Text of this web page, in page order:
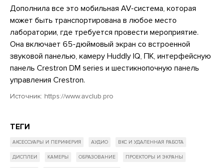
Дополнила все это мобильная AV-система, которая
может быть транспортирована в любое место
лаборатории, где требуется провести мероприятие.
Она включает 65-дюймовый экран со встроенной
звуковой панелью, камеру Huddly IQ, ПК, интерфейсную
панель Crestron DM series и шестикнопочную панель
управления Crestron.
Источник: https://www.avclub.pro
ТЕГИ
АКСЕССУАРЫ И ПЕРИФЕРИЯ АУДИО ВКС И УДАЛЕННАЯ РАБОТА
ДИСПЛЕИ КАМЕРЫ ОБРАЗОВАНИЕ ПРОЕКТОРЫ И ЭКРАНЫ